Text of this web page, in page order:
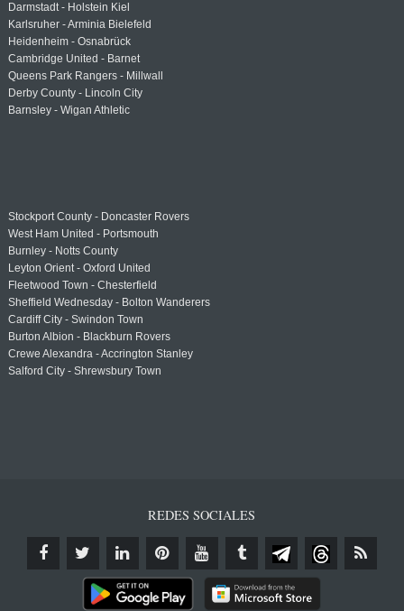
Darmstadt - Holstein Kiel
Karlsruher - Arminia Bielefeld
Heidenheim - Osnabrück
Cambridge United - Barnet
Queens Park Rangers - Millwall
Derby County - Lincoln City
Barnsley - Wigan Athletic
Stockport County - Doncaster Rovers
West Ham United - Portsmouth
Burnley - Notts County
Leyton Orient - Oxford United
Fleetwood Town - Chesterfield
Sheffield Wednesday - Bolton Wanderers
Cardiff City - Swindon Town
Burton Albion - Blackburn Rovers
Crewe Alexandra - Accrington Stanley
Salford City - Shrewsbury Town
REDES SOCIALES